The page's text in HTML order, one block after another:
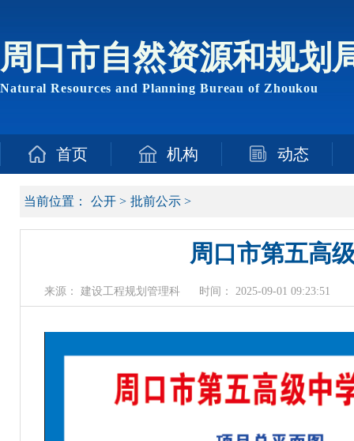
周口市自然资源和规划
Natural Resources and Planning Bureau of Zhoukou
首页 机构 动态
当前位置： 公开 > 批前公示 >
周口市第五高
来源： 建设工程规划管理科 时间： 2025-09-01 09:23:51